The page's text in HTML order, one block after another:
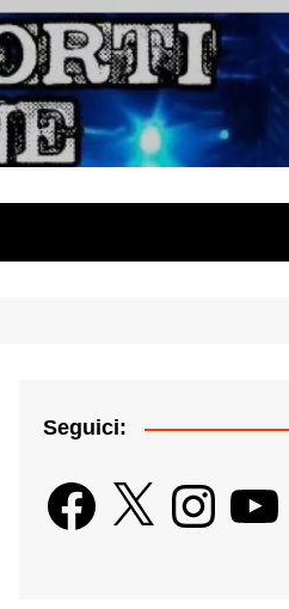
Seguici:
Facebook
X InstagramYouTube